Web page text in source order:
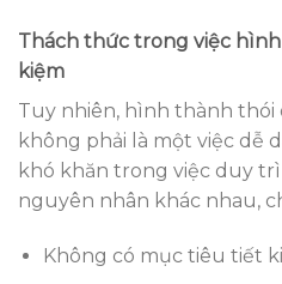
Thách thức trong việc
kiệm
Tuy nhiên, hình thành
không phải là một việc dễ
khó khăn trong việc duy
nguyên nhân khác nhau,
Không có mục tiêu tiết